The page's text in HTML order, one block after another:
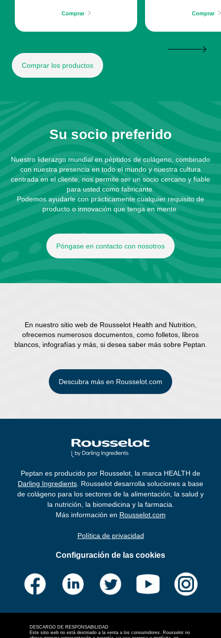
Comprar Comprar
Comprar los productos
Su socio preferido
Nuestro liderazgo mundial en péptidos de colágeno, combinado
con nuestra presencia en todo el mundo y nuestra cultura
centrada en el cliente, nos permite ser un socio cercano y fiable
para usted como fabricante.
Podemos ayudarle con prácticamente cualquier requisito de
producto o innovación que tenga en mente.
Póngase en contacto con nosotros
En nuestro sitio web de Rousselot Health and Nutrition,
ofrecemos numerosos documentos, como folletos, libros
blancos, infografías y más, si desea saber más sobre Peptan.
Descubra más en Rousselot.com
Peptan es producido por Rousselot, la marca HEALTH de
Darling Ingredients . Rousselot desarrolla soluciones a base
de colágeno para los sectores de la alimentación, la salud y
la nutrición, la biomedicina y la farmacia.
Más información en Rousselot.com
Política de privacidad
Configuración de las cookies
DESCARGO DE RESPONSABILIDAD
Este sitio web no está destinado a la venta a los consumidores. Rousselot no